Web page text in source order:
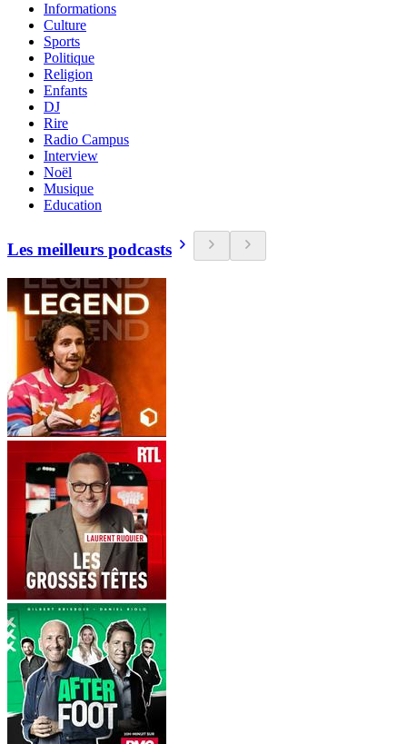
Informations
Culture
Sports
Politique
Religion
Enfants
DJ
Rire
Radio Campus
Interview
Noël
Musique
Education
Les meilleurs podcasts